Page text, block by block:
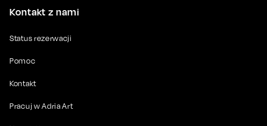
Kontakt z nami
Status rezerwacji
Pomoc
Kontakt
Pracuj w Adria Art